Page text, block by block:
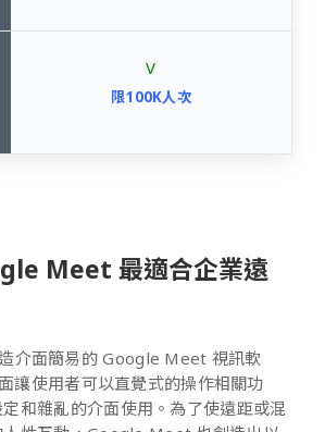
V
限100K人次
Meet 最適合企業遠
介面簡易的 Google Meet 視訊軟
讓使用者可以直覺式的操作相關功
和雜亂的介面使用。為了使遠距或混